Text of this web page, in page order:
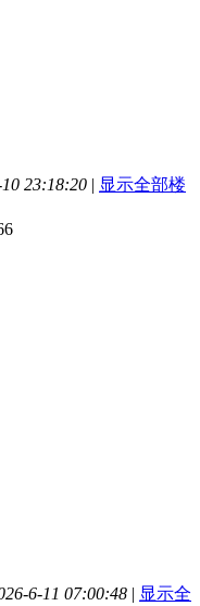
23:18:20 | 显示全部楼
6-11 07:00:48 | 显示全